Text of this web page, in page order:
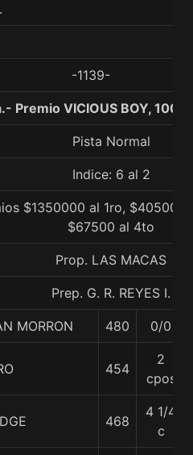
-1139-
Premio VICIOUS BOY,
Pista Normal
Indice: 6 al 2
$1350000 al 1ro,
$67500 al 4to
Prop. LAS MACAS
Prep. G. R. REYES I.
MORRON 480 0/0
454
2
cpos
468
4 1/4
c